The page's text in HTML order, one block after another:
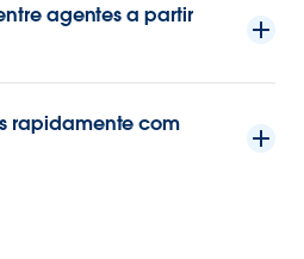
agentes a partir
rapidamente com